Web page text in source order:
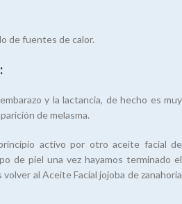
de fuentes de calor.
y la lactancia, de hecho es muy
de melasma.
activo por otro aceite facial de
de piel una vez hayamos terminado el
al Aceite Facial jojoba de zanahoria